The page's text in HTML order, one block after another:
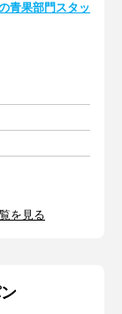
青果部門スタッ
を見る